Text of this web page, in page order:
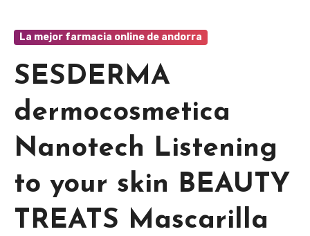
La mejor farmacia online de andorra
SESDERMA
dermocosmetica
Nanotech Listening
to your skin BEAUTY
TREATS Mascarilla